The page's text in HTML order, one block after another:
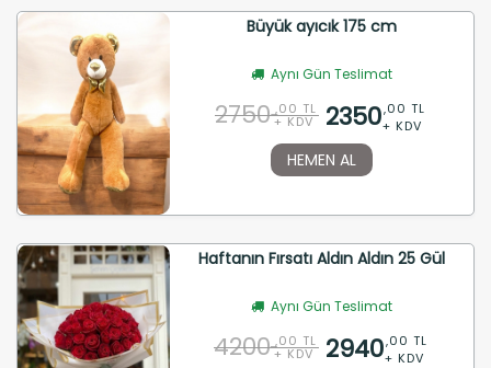
Büyük ayıcık 175 cm
Aynı Gün Teslimat
2750 ,00 TL
+ KDV 2350,00 TL
+ KDV
HEMEN AL
Haftanın Fırsatı Aldın Aldın 25 Gül
Aynı Gün Teslimat
4200 ,00 TL
+ KDV 2940,00 TL
+ KDV